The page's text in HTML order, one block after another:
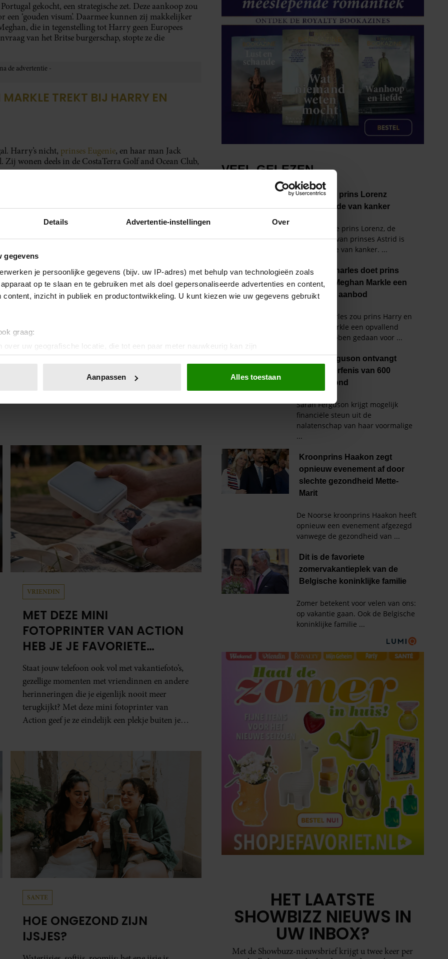
Details Advertentie-instellingen Over
gegevens
je persoonlijke gegevens (bijv. uw IP-adres) met behulp van technologieën zoals
op te slaan en te gebruiken met als doel gepersonaliseerde advertenties en content,
content, inzicht in publiek en productontwikkeling. U kunt kiezen wie uw gegevens gebruikt
graag:
over uw geografische locatie, die tot een paar meter nauwkeurig kan zijn
door het actief te scannen op specifieke eigenschappen (fingerprinting)
of intrekken in de Cookieverklaring.
en advertenties te personaliseren, om functies voor social media te bieden en om ons
Ook delen we informatie over uw gebruik van onze site met onze partners voor social
Deze partners kunnen deze gegevens combineren met andere informatie die u aan ze heeft
op basis van uw gebruik van hun services. U gaat akkoord met onze cookies als u
Aanpassen Alles toestaan
gekocht, een strategische zet. Deze aankoop zou
‘gouden visum’. Daarmee kunnen zij makkelijker
die in tegenstelling tot Harry geen Europees
van het Britse burgerschap, stopte ze die
TREKT BIJ HARRY EN
Harry’s nicht, prinses Eugenie, en haar man Jack
wonen deels in de CostaTerra Golf and Ocean Club,
VRIENDIN
MET DEZE MINI
FOTOPRINTER VAN ACTION
HEB JE JE FAVORIETE
FOTO’S BINNEN ÉÉN MINUUT
IN HANDEN
Staat jouw telefoon ook vol met vakantiefoto’s,
gezellige momenten met vriendinnen en andere
herinneringen die je eigenlijk nooit meer
terugkijkt? Met deze mini fotoprinter van
Action geef je ze eindelijk een plekje buiten je
SANTE
HOE ONGEZOND ZIJN
IJSJES?
HET LAATSTE
SHOWBIZZ NIEUWS IN
UW INBOX?
Met de Showbuzz-nieuwsbrief krijgt u twee keer per